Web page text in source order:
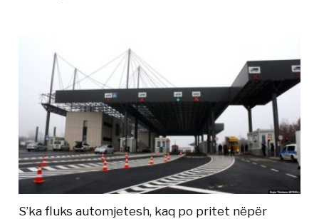
S’ka fluks automjetesh, kaq po pritet nëpër